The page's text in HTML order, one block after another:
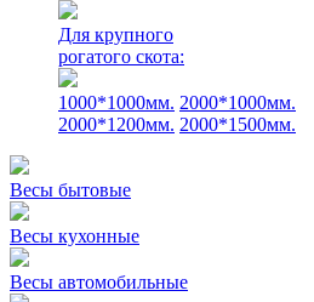
Для крупного
рогатого скота:
1000*1000мм. 2000*1000мм.
2000*1200мм. 2000*1500мм.
Весы бытовые
Весы кухонные
Весы автомобильные